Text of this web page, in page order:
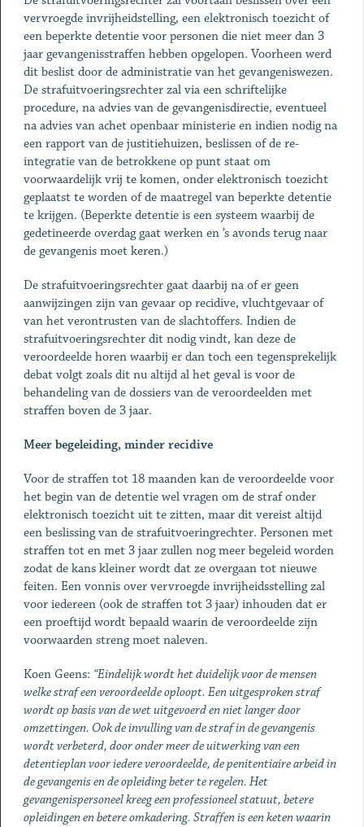
vervroegde invrijheidstelling, een elektronisch toezicht of
een beperkte detentie voor personen die niet meer dan 3
jaar gevangenisstraffen hebben opgelopen. Voorheen werd
dit beslist door de administratie van het gevangeniswezen.
De strafuitvoeringsrechter zal via een schriftelijke
procedure, na advies van de gevangenisdirectie, eventueel
na advies van achet openbaar ministerie en indien nodig na
een rapport van de justitiehuizen, beslissen of de re-
integratie van de betrokkene op punt staat om
voorwaardelijk vrij te komen, onder elektronisch toezicht
geplaatst te worden of de maatregel van beperkte detentie
te krijgen. (Beperkte detentie is een systeem waarbij de
gedetineerde overdag gaat werken en ’s avonds terug naar
de gevangenis moet keren.)
De strafuitvoeringsrechter gaat daarbij na of er geen
aanwijzingen zijn van gevaar op recidive, vluchtgevaar of
van het verontrusten van de slachtoffers. Indien de
strafuitvoeringsrechter dit nodig vindt, kan deze de
veroordeelde horen waarbij er dan toch een tegensprekelijk
debat volgt zoals dit nu altijd al het geval is voor de
behandeling van de dossiers van de veroordeelden met
straffen boven de 3 jaar.
Meer begeleiding, minder recidive
Voor de straffen tot 18 maanden kan de veroordeelde voor
het begin van de detentie wel vragen om de straf onder
elektronisch toezicht uit te zitten, maar dit vereist altijd
een beslissing van de strafuitvoeringrechter. Personen met
straffen tot en met 3 jaar zullen nog meer begeleid worden
zodat de kans kleiner wordt dat ze overgaan tot nieuwe
feiten. Een vonnis over vervroegde invrijheidsstelling zal
voor iedereen (ook de straffen tot 3 jaar) inhouden dat er
een proeftijd wordt bepaald waarin de veroordeelde zijn
voorwaarden streng moet naleven.
Koen Geens: “Eindelijk wordt het duidelijk voor de mensen
welke straf een veroordeelde oploopt. Een uitgesproken straf
wordt op basis van de wet uitgevoerd en niet langer door
omzettingen. Ook de invulling van de straf in de gevangenis
wordt verbeterd, door onder meer de uitwerking van een
detentieplan voor iedere veroordeelde, de penitentiaire arbeid in
de gevangenis en de opleiding beter te regelen. Het
gevangenispersoneel kreeg een professioneel statuut, betere
opleidingen en betere omkadering. Straffen is een keten waarin